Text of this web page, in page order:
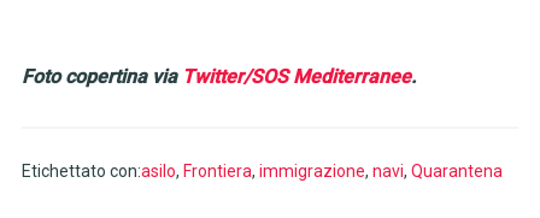
Foto copertina via Twitter/SOS Mediterranee.
Etichettato con:asilo, Frontiera, immigrazione, navi, Quarantena